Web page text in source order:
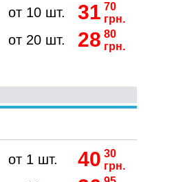
от 10 шт. 31 70
грн.
от 20 шт. 28 80
грн.
от 1 шт. 40 30
грн.